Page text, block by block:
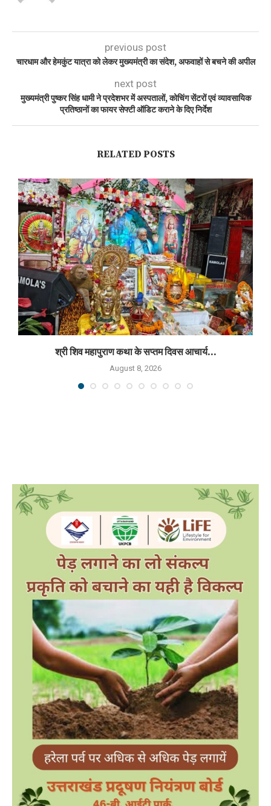
previous post
चारधाम और हेमकुंट यात्रा को लेकर मुख्यमंत्री का संदेश, अफवाहों से बचने की अपील
next post
मुख्यमंत्री पुष्कर सिंह धामी ने प्रदेशभर में अस्पतालों, कोचिंग सेंटरों एवं व्यावसायिक
प्रतिष्ठानों का फायर सेफ्टी ऑडिट कराने के दिए निर्देश
RELATED POSTS
श्री शिव महापुराण कथा के सप्तम दिवस आचार्य...
August 8, 2026